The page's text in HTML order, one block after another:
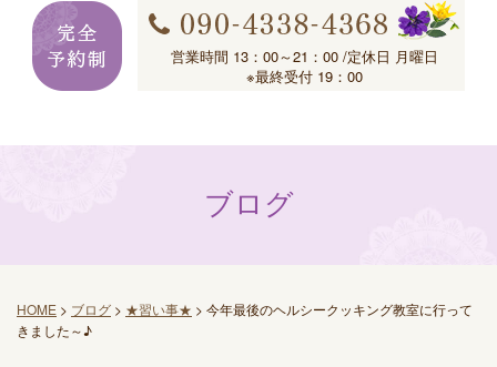
営業時間 13：00～21：00 /定休日 月曜日
※最終受付 19：00
ブログ
HOME > ブログ > ★習い事★ > 今年最後のヘルシークッキング教室に行って
きました～♪